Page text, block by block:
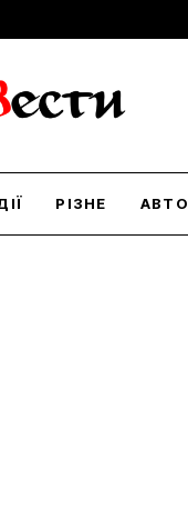
РІЗНЕ АВТО